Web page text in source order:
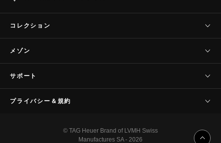
コレクション
タグ・ホイヤー フォーミュラ1
タグ・ホイヤー モナコ
タグ・ホイヤー リンク
メゾン
サヴォワールフェール
サポート
プライバシー＆規約
プライバシーポリシー© TAG Heuer Brand of LVMH Swiss
Manufactures SA - 2026